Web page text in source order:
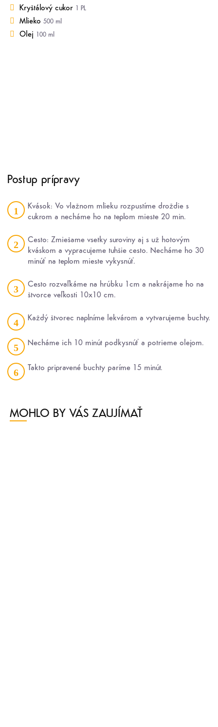
Kryštálový cukor 1 PL
Mlieko 500 ml
Olej 100 ml
Postup prípravy
1
Kvások: Vo vlažnom mlieku rozpustíme droždie s
cukrom a necháme ho na teplom mieste 20 min.
2
Cesto: Zmiešame vsetky suroviny aj s už hotovým
kváskom a vypracujeme tuhšie cesto. Necháme ho 30
minúť na teplom mieste vykysnúť.
3
Cesto rozvaľkáme na hrúbku 1cm a nakrájame ho na
štvorce veľkosti 10x10 cm.
4 Každý štvorec naplníme lekvárom a vytvarujeme buchty.
5 Necháme ich 10 minút podkysnúť a potrieme olejom.
6 Takto pripravené buchty paríme 15 minút.
MOHLO BY VÁS ZAUJÍMAŤ